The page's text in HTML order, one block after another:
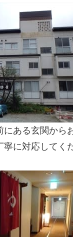
にある玄関から
に対応してく